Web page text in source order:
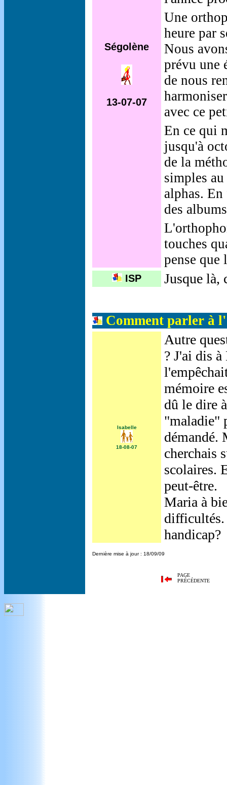
Ségolène
13-07-07
Une
heure par
Nous
prévu une
de nous
avec ce
En ce qui
jusqu'à
de la
simples
alphas.
des
touches
pense que
ISP Jusque là,
Comment parler à
Isabelle
18-08-07
Autre
? J'ai dis
mémoire
dû le dire
"maladie"
démandé.
cherchais
scolaires.
peut-être.
Maria à
handicap?
Dernière mise à jour : 18/09/09
PAGE
PRÉCÉDENTE